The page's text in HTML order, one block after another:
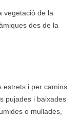
vegetació de la
des de la
estrets i per camins
pujades i baixades
o mullades,